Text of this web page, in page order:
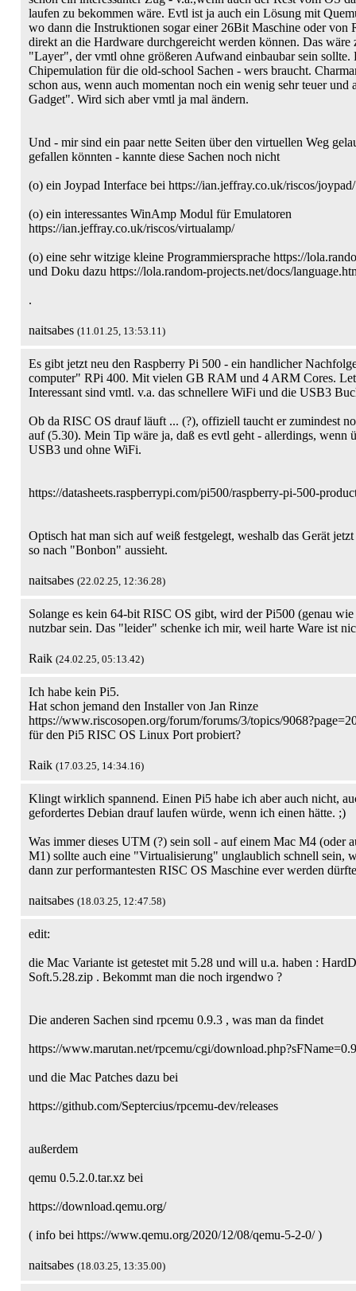
laufen zu bekommen wäre. Evtl ist ja auch ein Lösung mit
wo dann die Instruktionen sogar einer 26Bit Maschine oder von
direkt an die Hardware durchgereicht werden können. Das wäre
"Layer", der vmtl ohne größeren Aufwand einbaubar sein sollte.
Chipemulation für die old-school Sachen - wers braucht.
schon aus, wenn auch momentan noch ein wenig sehr teuer und
Gadget". Wird sich aber vmtl ja mal ändern.
Und - mir sind ein paar nette Seiten über den virtuellen Weg
gefallen könnten - kannte diese Sachen noch nicht
(o) ein Joypad Interface bei https://ian.jeffray.co.uk/riscos/joypad/
(o) ein interessantes WinAmp Modul für Emulatoren
https://ian.jeffray.co.uk/riscos/virtualamp/
(o) eine sehr witzige kleine Programmiersprache https://
und Doku dazu https://lola.random-projects.net/docs/
.
naitsabes (11.01.25, 13:53.11)
Es gibt jetzt neu den Raspberry Pi 500 - ein handlicher
computer" RPi 400. Mit vielen GB RAM und 4 ARM Cores.
Interessant sind vmtl. v.a. das schnellere WiFi und die USB3
Ob da RISC OS drauf läuft ... (?), offiziell taucht er zumindest
auf (5.30). Mein Tip wäre ja, daß es evtl geht - allerdings, wenn
USB3 und ohne WiFi.
https://datasheets.raspberrypi.com/pi500/raspberry-pi-500-
Optisch hat man sich auf weiß festgelegt, weshalb das Gerät
so nach "Bonbon" aussieht.
naitsabes (22.02.25, 12:36.28)
Solange es kein 64-bit RISC OS gibt, wird der Pi500 (genau
nutzbar sein. Das "leider" schenke ich mir, weil harte Ware ist
Raik (24.02.25, 05:13.42)
Ich habe kein Pi5.
Hat schon jemand den Installer von Jan Rinze
https://www.riscosopen.org/forum/forums/3/topics/
für den Pi5 RISC OS Linux Port probiert?
Raik (17.03.25, 14:34.16)
Klingt wirklich spannend. Einen Pi5 habe ich aber auch nicht,
gefordertes Debian drauf laufen würde, wenn ich einen hätte. ;)
Was immer dieses UTM (?) sein soll - auf einem Mac M4 (oder
M1) sollte auch eine "Virtualisierung" unglaublich schnell sein,
dann zur performantesten RISC OS Maschine ever werden
naitsabes (18.03.25, 12:47.58)
edit:
die Mac Variante ist getestet mit 5.28 und will u.a. haben :
Soft.5.28.zip . Bekommt man die noch irgendwo ?
Die anderen Sachen sind rpcemu 0.9.3 , was man da findet
https://www.marutan.net/rpcemu/cgi/
und die Mac Patches dazu bei
https://github.com/Septercius/rpcemu-dev/releases
außerdem
qemu 0.5.2.0.tar.xz bei
https://download.qemu.org/
( info bei https://www.qemu.org/2020/12/08/qemu-5-2-0/ )
naitsabes (18.03.25, 13:35.00)